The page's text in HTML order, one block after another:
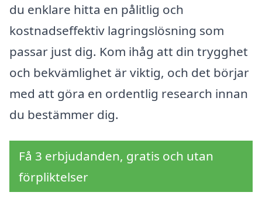
du enklare hitta en pålitlig och
kostnadseffektiv lagringslösning som
passar just dig. Kom ihåg att din trygghet
och bekvämlighet är viktig, och det börjar
med att göra en ordentlig research innan
du bestämmer dig.
Få 3 erbjudanden, gratis och utan
förpliktelser